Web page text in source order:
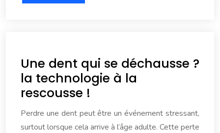
Une dent qui se déchausse ?
la technologie à la
rescousse !
Perdre une dent peut être un événement stressant,
surtout lorsque cela arrive à l’âge adulte. Cette perte